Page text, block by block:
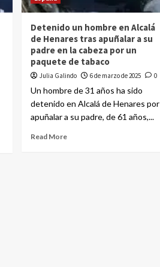
Detenido un hombre en Alcalá
de Henares tras apuñalar a su
padre en la cabeza por un
paquete de tabaco
Julia Galindo 6 de marzo de 2025 0
Un hombre de 31 años ha sido
detenido en Alcalá de Henares por
apuñalar a su padre, de 61 años,...
Read More